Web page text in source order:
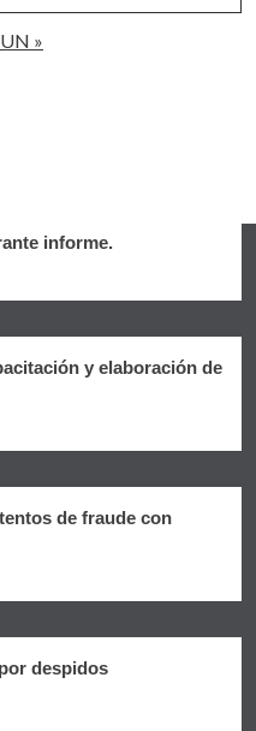
»
informe.
y elaboración de
de fraude con
despidos